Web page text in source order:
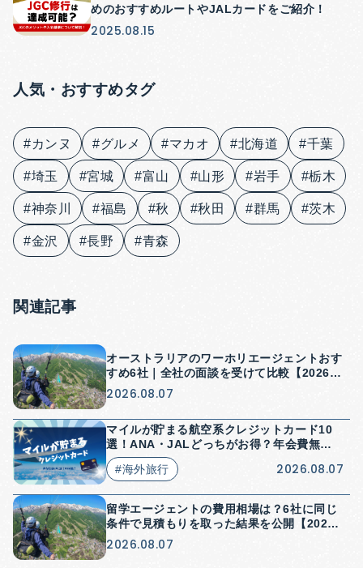
めのおすすめルートやJALカードをご紹介！
2025.08.15
人気・おすすめタグ
#カンヌ #グルメ #マカオ #北海道 #千葉
#埼玉 #宮城 #富山 #山形 #岩手 #栃木
#神奈川 #福島 #秋 #秋田 #群馬 #茨木
#金沢 #長野 #青森
関連記事
オーストラリアのワーホリエージェントおす
すめ6社｜全社の面談を受けて比較【2026
年】
2026.08.07
マイルが貯まる航空系クレジットカード10
選！ANA・JALどっちがお得？年会費無料
はある？
#海外旅行
2026.08.07
留学エージェントの費用相場は？6社に同じ
条件で見積もりを取った結果を公開【2026
年】
2026.08.07